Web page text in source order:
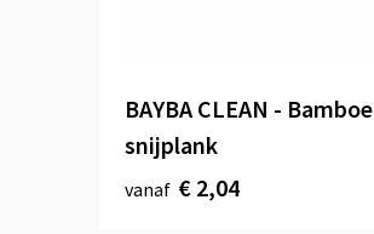
BAYBA CLEAN - Bamboe
snijplank
vanaf € 2,04